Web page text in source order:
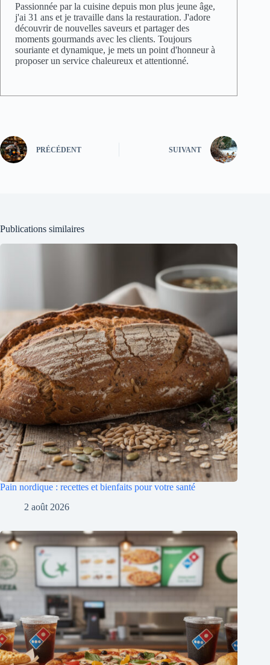
Passionnée par la cuisine depuis mon plus jeune âge,
j'ai 31 ans et je travaille dans la restauration. J'adore
découvrir de nouvelles saveurs et partager des
moments gourmands avec les clients. Toujours
souriante et dynamique, je mets un point d'honneur à
proposer un service chaleureux et attentionné.
PRÉCÉDENT SUIVANT
Publications similaires
Pain nordique : recettes et bienfaits pour votre santé
2 août 2026